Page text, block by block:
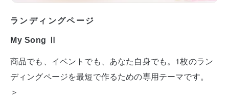
ランディングページ
My Song Ⅱ
商品でも、イベントでも、あなた自身でも。1枚のラン
ディングページを最短で作るための専用テーマです。
＞